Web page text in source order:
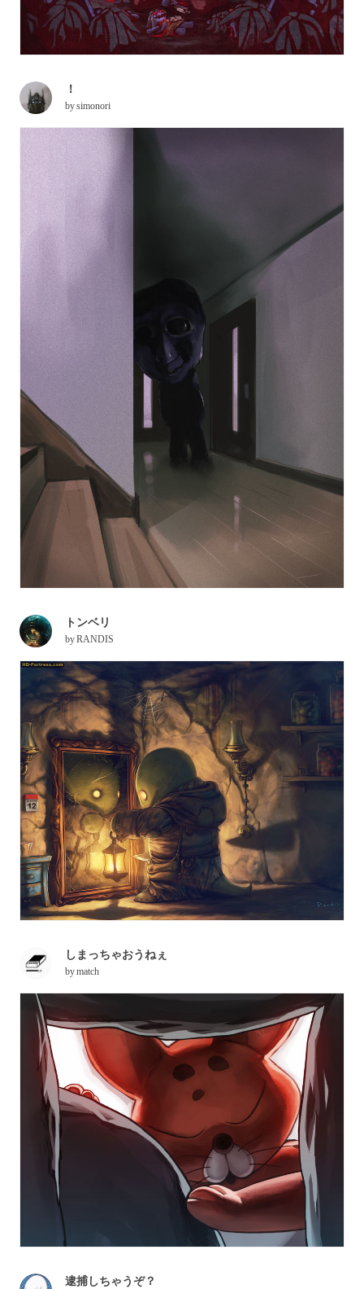
！
bysimonori
トンベリ
byRANDIS
しまっちゃおうねぇ
bymatch
逮捕しちゃうぞ？